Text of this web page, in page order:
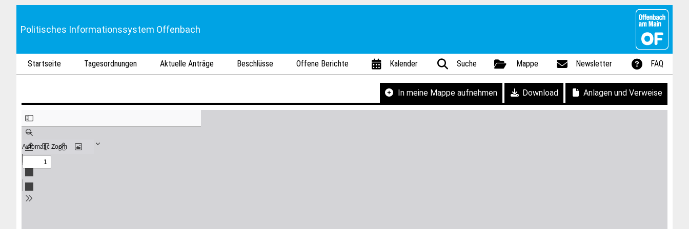
Politisches Informationssystem Offenbach
Startseite Tagesordnungen Aktuelle Anträge Beschlüsse Offene Berichte Kalender Suche Mappe Newsletter FAQ
In meine Mappe aufnehmen Download Anlagen und Verweise